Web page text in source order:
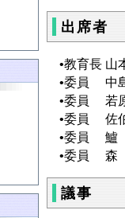
出席者
•教育長
•委員 中
•委員 若
•委員 佐
•委員 鱸
•委員 森
議事